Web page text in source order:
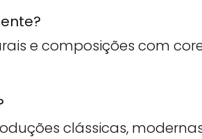
e composições com
clássicas,